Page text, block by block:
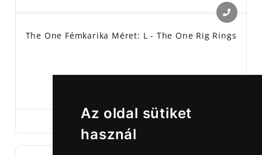
Az oldal sütiket
használ
The One Fémkarika Méret: L - The One Rig Rings